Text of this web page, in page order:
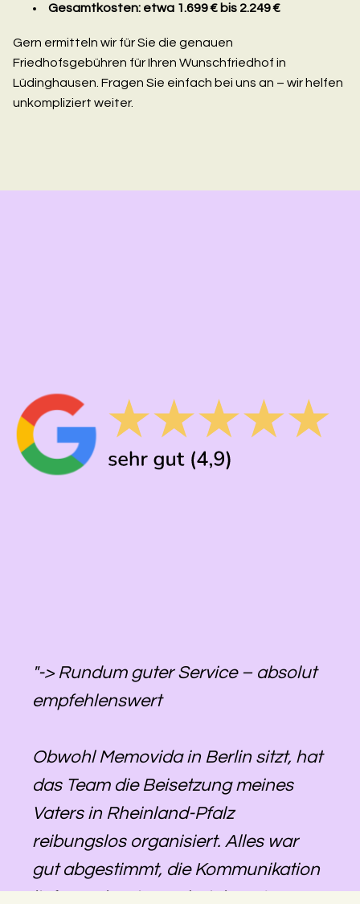
Gesamtkosten: etwa 1.699 € bis 2.249 €
Gern ermitteln wir für Sie die genauen
Friedhofsgebühren für Ihren Wunschfriedhof in
Lüdinghausen. Fragen Sie einfach bei uns an – wir helfen
unkompliziert weiter.
"-> Rundum guter Service – absolut
empfehlenswert
Obwohl Memovida in Berlin sitzt, hat
das Team die Beisetzung meines
Vaters in Rheinland-Pfalz
reibungslos organisiert. Alles war
gut abgestimmt, die Kommunikation